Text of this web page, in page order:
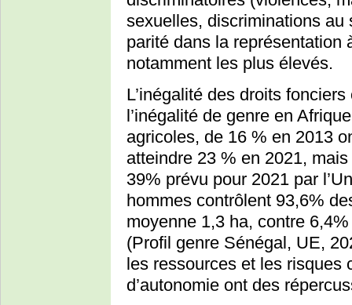
sexuelles, discriminations
parité dans la représentation
notamment les plus élevés.
L’inégalité des droits
l’inégalité de genre en
agricoles, de 16 % en 2013
atteindre 23 % en 2021,
39% prévu pour 2021 par
hommes contrôlent 93,6%
moyenne 1,3 ha, contre
(Profil genre Sénégal, UE,
les ressources et les risques
d’autonomie ont des